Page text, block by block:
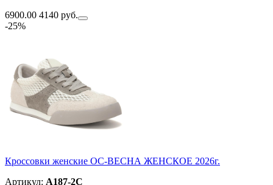
6900.00 4140 руб.
-25%
Кроссовки женские ОС-ВЕСНА ЖЕНСКОЕ 2026г.
Артикул: A187-2C